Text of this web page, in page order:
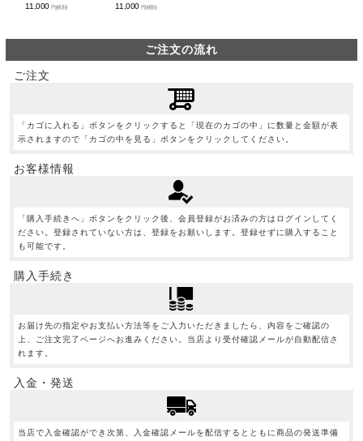
11,000円(税別)
11,000 円(税別)
ご注文の流れ
ご注文
「カゴに入れる」ボタンをクリックすると「現在のカゴの中」に数量と金額が表
示されますので「カゴの中を見る」ボタンをクリックしてください。
お客様情報
「購入手続きへ」ボタンをクリック後、会員登録がお済みの方はログインしてく
ださい。登録されていない方は、登録をお願いします。登録せずに購入すること
も可能です。
購入手続き
お届け先の指定やお支払い方法等をご入力いただきましたら、内容をご確認の
上、ご注文完了ページへお進みください。当店より受付確認メールが自動配信さ
れます。
入金・発送
当店で入金確認ができ次第、入金確認メールを配信するとともに商品の発送準備